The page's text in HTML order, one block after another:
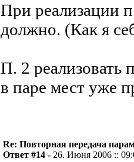
При реализации
должно. (Как я
П. 2
в паре мест уже
Re: Повторная передача
Ответ #14 - 26. Июня 2006 ::